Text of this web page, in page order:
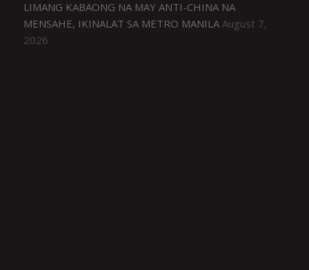
LIMANG KABAONG NA MAY ANTI-CHINA NA
MENSAHE, IKINALAT SA METRO MANILA August 7,
2026